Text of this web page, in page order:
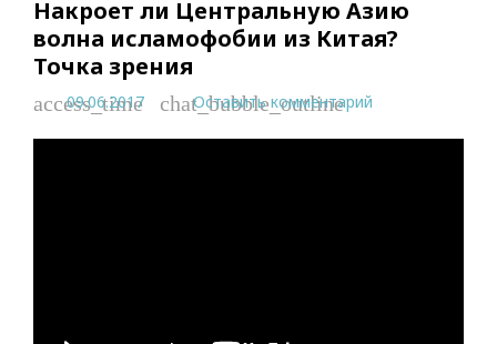
Накроет ли Центральную Азию
волна исламофобии из Китая?
Точка зрения
access_time
09.06.2017 chat_bubble_outline
Оставить комментарий